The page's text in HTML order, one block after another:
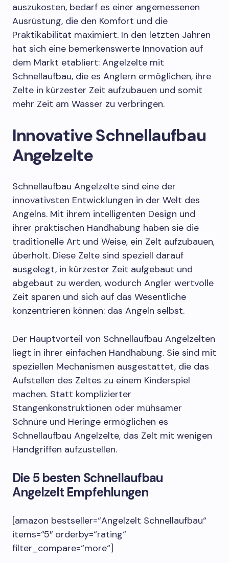
auszukosten, bedarf es einer angemessenen
Ausrüstung, die den Komfort und die
Praktikabilität maximiert. In den letzten Jahren
hat sich eine bemerkenswerte Innovation auf
dem Markt etabliert: Angelzelte mit
Schnellaufbau, die es Anglern ermöglichen, ihre
Zelte in kürzester Zeit aufzubauen und somit
mehr Zeit am Wasser zu verbringen.
Innovative Schnellaufbau
Angelzelte
Schnellaufbau Angelzelte sind eine der
innovativsten Entwicklungen in der Welt des
Angelns. Mit ihrem intelligenten Design und
ihrer praktischen Handhabung haben sie die
traditionelle Art und Weise, ein Zelt aufzubauen,
überholt. Diese Zelte sind speziell darauf
ausgelegt, in kürzester Zeit aufgebaut und
abgebaut zu werden, wodurch Angler wertvolle
Zeit sparen und sich auf das Wesentliche
konzentrieren können: das Angeln selbst.
Der Hauptvorteil von Schnellaufbau Angelzelten
liegt in ihrer einfachen Handhabung. Sie sind mit
speziellen Mechanismen ausgestattet, die das
Aufstellen des Zeltes zu einem Kinderspiel
machen. Statt komplizierter
Stangenkonstruktionen oder mühsamer
Schnüre und Heringe ermöglichen es
Schnellaufbau Angelzelte, das Zelt mit wenigen
Handgriffen aufzustellen.
Die 5 besten Schnellaufbau
Angelzelt Empfehlungen
[amazon bestseller=“Angelzelt Schnellaufbau“
items=“5″ orderby=“rating“
filter_compare=“more“]